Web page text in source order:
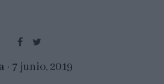
7 junio, 2019